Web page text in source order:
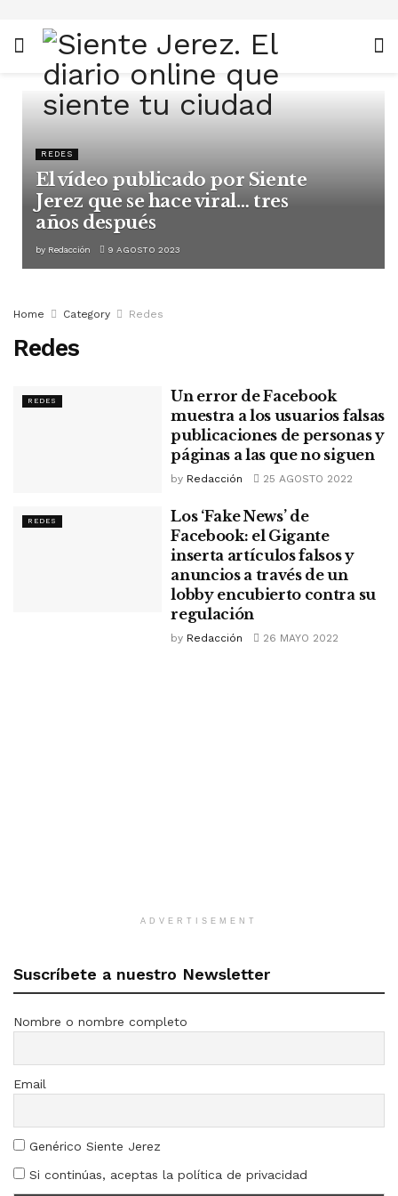
REDES
El vídeo publicado por Siente
Jerez que se hace viral… tres
años después
by Redacción 9 AGOSTO 2023
Home Category Redes
Redes
REDES
Un error de Facebook
muestra a los usuarios falsas
publicaciones de personas y
páginas a las que no siguen
by Redacción 25 AGOSTO 2022
REDES
Los ‘Fake News’ de
Facebook: el Gigante
inserta artículos falsos y
anuncios a través de un
lobby encubierto contra su
regulación
by Redacción 26 MAYO 2022
ADVERTISEMENT
Suscríbete a nuestro Newsletter
Nombre o nombre completo
Email
Genérico Siente Jerez
Si continúas, aceptas la política de privacidad